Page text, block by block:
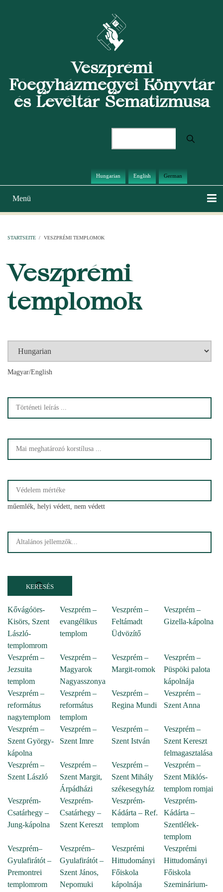
Veszprémi
Főegyházmegyei Könyvtár
és Levéltár Sematizmusa
Hungarian English German
Hauptnavigation
Menü
STARTSEITE / VESZPRÉMI TEMPLOMOK
Veszprémi
templomok
Magyar/English
műemlék, helyi védett, nem védett
Kővágóörs-
Kisörs, Szent
László-
templomrom
Veszprém –
evangélikus
templom
Veszprém –
Feltámadt
Üdvözítő
Veszprém –
Gizella-kápolna
Veszprém –
Jezsuita
templom
Veszprém –
Magyarok
Nagyasszonya
Veszprém –
Margit-romok
Veszprém –
Püspöki palota
kápolnája
Veszprém –
református
nagytemplom
Veszprém –
református
templom
Veszprém –
Regina Mundi
Veszprém –
Szent Anna
Veszprém –
Szent György-
kápolna
Veszprém –
Szent Imre
Veszprém –
Szent István
Veszprém –
Szent Kereszt
felmagasztalása
Veszprém –
Szent László
Veszprém –
Szent Margit,
Árpádházi
Veszprém –
Szent Mihály
székesegyház
Veszprém –
Szent Miklós-
templom romjai
Veszprém-
Csatárhegy –
Jung-kápolna
Veszprém-
Csatárhegy –
Szent Kereszt
Veszprém-
Kádárta – Ref.
templom
Veszprém-
Kádárta –
Szentlélek-
templom
Veszprém–
Gyulafirátót –
Premontrei
templomrom
Veszprém–
Gyulafirátót –
Szent János,
Nepomuki
Veszprémi
Hittudományi
Főiskola
kápolnája
Veszprémi
Hittudományi
Főiskola
Szeminárium-